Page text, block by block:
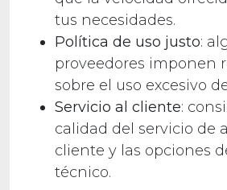
tus necesidades.
Política de uso justo:
proveedores imponen
sobre el uso excesivo
Servicio al cliente:
calidad del servicio de
cliente y las opciones
técnico.